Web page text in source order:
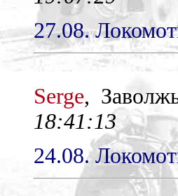
27.08.
Serge,
18:41:13
24.08.